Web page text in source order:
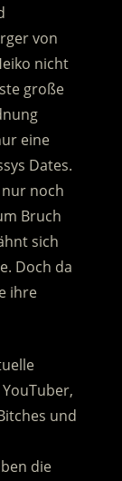
von
nicht
große
eine
Dates.
noch
Bruch
sich
Doch da
ihre
und
die